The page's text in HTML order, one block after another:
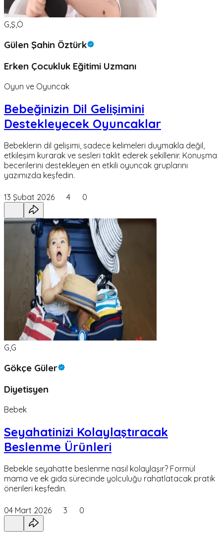
G,Ş,Ö
Gülen Şahin Öztürk
Erken Çocukluk Eğitimi Uzmanı
Oyun ve Oyuncak
Bebeğinizin Dil Gelişimini
Destekleyecek Oyuncaklar
Bebeklerin dil gelişimi, sadece kelimeleri duymakla değil,
etkileşim kurarak ve sesleri taklit ederek şekillenir. Konuşma
becerilerini destekleyen en etkili oyuncak gruplarını
yazımızda keşfedin.
13 Şubat 2026 4 0
G,G
Gökçe Güler
Diyetisyen
Bebek
Seyahatinizi Kolaylaştıracak
Beslenme Ürünleri
Bebekle seyahatte beslenme nasıl kolaylaşır? Formül
mama ve ek gıda sürecinde yolculuğu rahatlatacak pratik
önerileri keşfedin.
04 Mart 2026 3 0